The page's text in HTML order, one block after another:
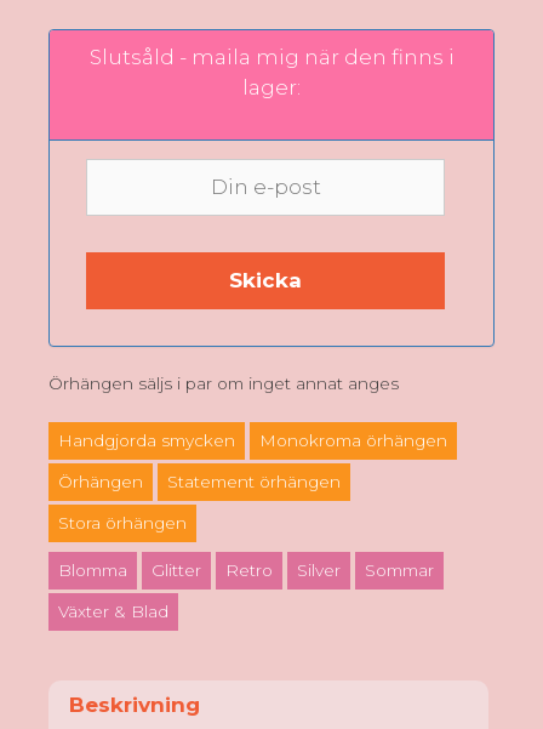
Slutsåld - maila mig när den finns i
lager:
Örhängen säljs i par om inget annat anges
Handgjorda smycken Monokroma örhängen
Örhängen Statement örhängen
Stora örhängen
Blomma Glitter Retro Silver Sommar
Växter & Blad
Beskrivning